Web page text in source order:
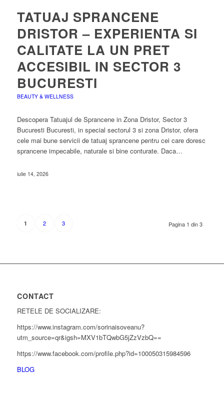
TATUAJ SPRANCENE
DRISTOR – EXPERIENTA SI
CALITATE LA UN PRET
ACCESIBIL IN SECTOR 3
BUCURESTI
BEAUTY & WELLNESS
Descopera Tatuajul de Sprancene in Zona Dristor, Sector 3
Bucuresti Bucuresti, in special sectorul 3 si zona Dristor, ofera
cele mai bune servicii de tatuaj sprancene pentru cei care doresc
sprancene impecabile, naturale si bine conturate. Daca…
iulie 14, 2026
Pagina 1 din 3
1 2 3
CONTACT
RETELE DE SOCIALIZARE:
https://www.instagram.com/sorinaisoveanu?
utm_source=qr&igsh=MXV1bTQwbG5jZzVzbQ==
https://www.facebook.com/profile.php?id=100050315984596
BLOG